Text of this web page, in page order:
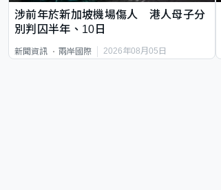
涉前年於新加坡機場傷人 港人母子分
別判囚半年、10日
新聞資訊 兩岸國際 2026年08月05日